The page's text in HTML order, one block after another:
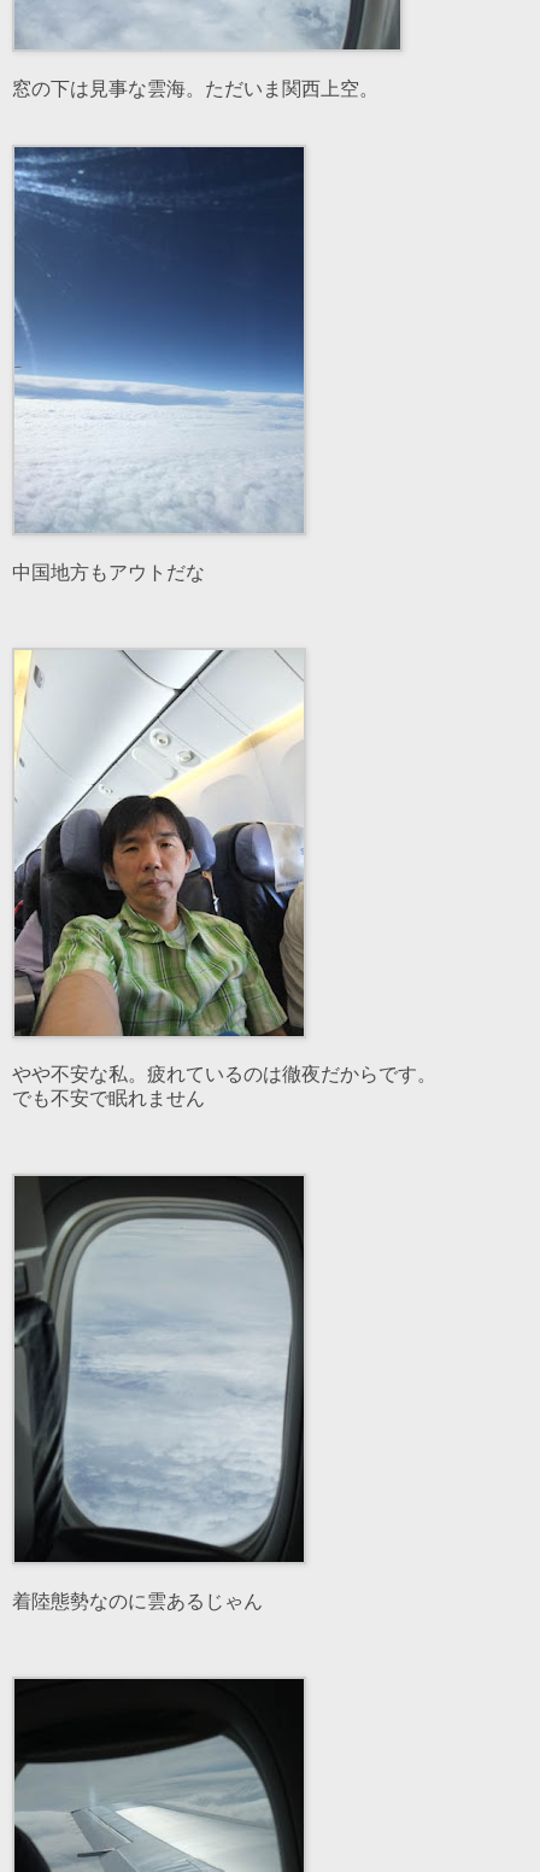
窓の下は見事な雲海。ただいま関西上空。
中国地方もアウトだな
やや不安な私。疲れているのは徹夜だからです。
でも不安で眠れません
着陸態勢なのに雲あるじゃん